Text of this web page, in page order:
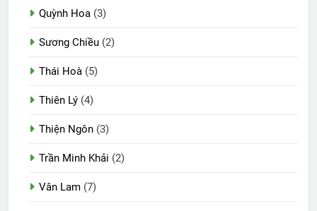
Quỳnh Hoa (3)
Sương Chiều (2)
Thái Hoà (5)
Thiên Lý (4)
Thiện Ngôn (3)
Trần Minh Khải (2)
Vân Lam (7)